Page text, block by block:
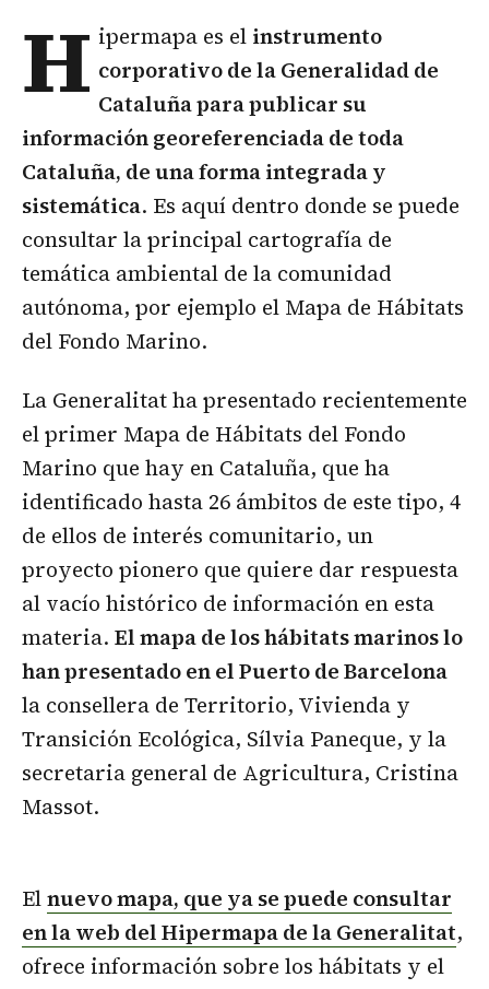
H ipermapa es el instrumento
corporativo de la Generalidad de
Cataluña para publicar su
información georeferenciada de toda
Cataluña, de una forma integrada y
sistemática. Es aquí dentro donde se puede
consultar la principal cartografía de
temática ambiental de la comunidad
autónoma, por ejemplo el Mapa de Hábitats
del Fondo Marino.
La Generalitat ha presentado recientemente
el primer Mapa de Hábitats del Fondo
Marino que hay en Cataluña, que ha
identificado hasta 26 ámbitos de este tipo, 4
de ellos de interés comunitario, un
proyecto pionero que quiere dar respuesta
al vacío histórico de información en esta
materia. El mapa de los hábitats marinos lo
han presentado en el Puerto de Barcelona
la consellera de Territorio, Vivienda y
Transición Ecológica, Sílvia Paneque, y la
secretaria general de Agricultura, Cristina
Massot.
Elnuevo mapa, que ya se puede consultar
en la web del Hipermapa de la Generalitat,
ofrece información sobre los hábitats y el